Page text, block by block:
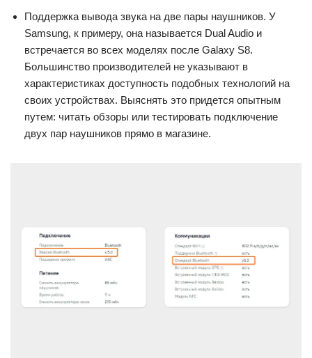
Поддержка вывода звука на две пары наушников. У
Samsung, к примеру, она называется Dual Audio и
встречается во всех моделях после Galaxy S8.
Большинство производителей не указывают в
характеристиках доступность подобных технологий на
своих устройствах. Выяснять это придется опытным
путем: читать обзоры или тестировать подключение
двух пар наушников прямо в магазине.